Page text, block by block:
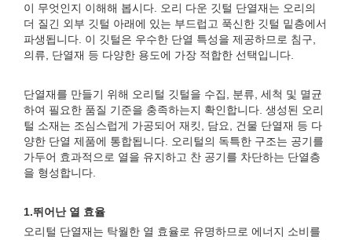
이 무엇인지 이해해 봅시다. 오리 다운 깃털 단열재는 오리의
더 질긴 외부 깃털 아래에 있는 부드럽고 푹신한 깃털 밑층에서
파생됩니다. 이 깃털은 우수한 단열 특성을 제공하므로 침구,
의류, 단열재 등 다양한 용도에 가장 적합한 선택입니다.
단열재를 만들기 위해 오리털 깃털을 수집, 분류, 세척 및 멸균
하여 필요한 품질 기준을 충족하는지 확인합니다. 생성된 오리
털 소재는 조심스럽게 가공되어 재킷, 담요, 건물 단열재 등 다
양한 단열 제품에 통합됩니다. 오리털의 독특한 구조는 공기를
가두어 효과적으로 열을 유지하고 찬 공기를 차단하는 단열층
을 형성합니다.
1.뛰어난 열 효율
오리털 단열재는 탁월한 열 효율로 유명하므로 에너지 소비를